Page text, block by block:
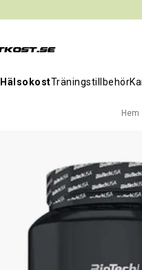
HälsokostTräningstillbehör
Hem